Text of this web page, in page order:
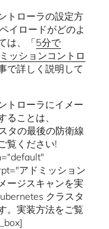
トローラの設定方
イロードがどのよ
は、「5分で
ッションコントロ
で詳しく説明して
トローラにイメー
ることは、
タの最後の防衛線
覧ください!
アドミッション
ージスキャンを実
クラスタ
。実装方法をご覧